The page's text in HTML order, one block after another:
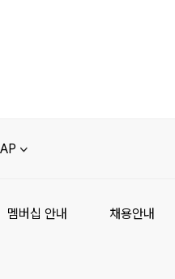
멤버십 안내 채용안내